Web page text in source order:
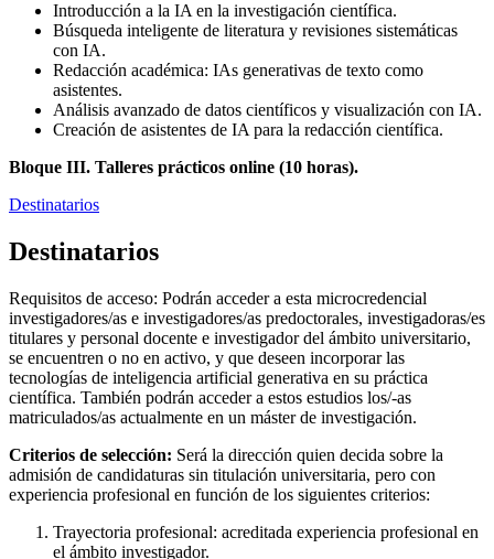
Introducción a la IA en la investigación científica.
Búsqueda inteligente de literatura y revisiones sistemáticas
con IA.
Redacción académica: IAs generativas de texto como
asistentes.
Análisis avanzado de datos científicos y visualización con IA.
Creación de asistentes de IA para la redacción científica.
Bloque III. Talleres prácticos online (10 horas).
Destinatarios
Destinatarios
Requisitos de acceso: Podrán acceder a esta microcredencial
investigadores/as e investigadores/as predoctorales, investigadoras/es
titulares y personal docente e investigador del ámbito universitario,
se encuentren o no en activo, y que deseen incorporar las
tecnologías de inteligencia artificial generativa en su práctica
científica. También podrán acceder a estos estudios los/-as
matriculados/as actualmente en un máster de investigación.
Criterios de selección: Será la dirección quien decida sobre la
admisión de candidaturas sin titulación universitaria, pero con
experiencia profesional en función de los siguientes criterios:
Trayectoria profesional: acreditada experiencia profesional en
el ámbito investigador.